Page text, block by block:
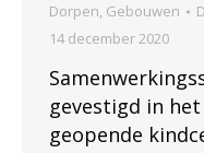
Dorpen, Gebouwen
14 december 2020
gevestigd in
geopende